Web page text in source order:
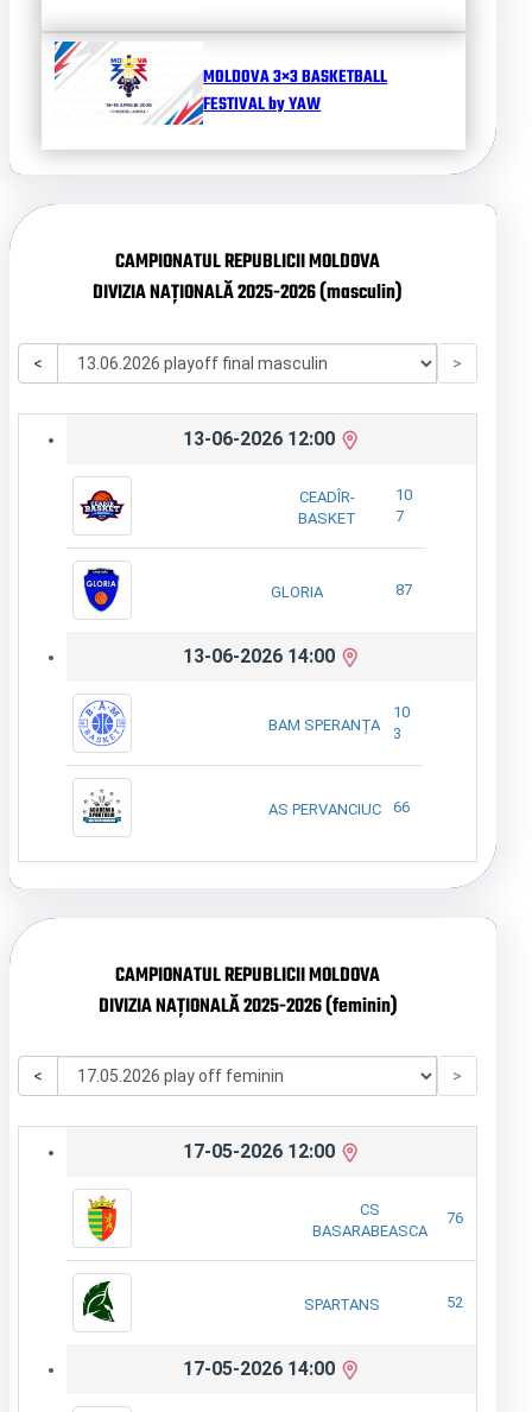
MOLDOVA 3×3 BASKETBALL
FESTIVAL by YAW
CAMPIONATUL REPUBLICII MOLDOVA
DIVIZIA NAȚIONALĂ 2025-2026 (masculin)
< >
13-06-2026 12:00
CEADÎR-
BASKET
10
7
GLORIA 87
13-06-2026 14:00
BAM SPERANȚA
10
3
AS PERVANCIUC 66
CAMPIONATUL REPUBLICII MOLDOVA
DIVIZIA NAȚIONALĂ 2025-2026 (feminin)
< >
17-05-2026 12:00
CS
BASARABEASCA
76
SPARTANS 52
17-05-2026 14:00